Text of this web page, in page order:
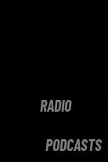
RADIO
PODCASTS